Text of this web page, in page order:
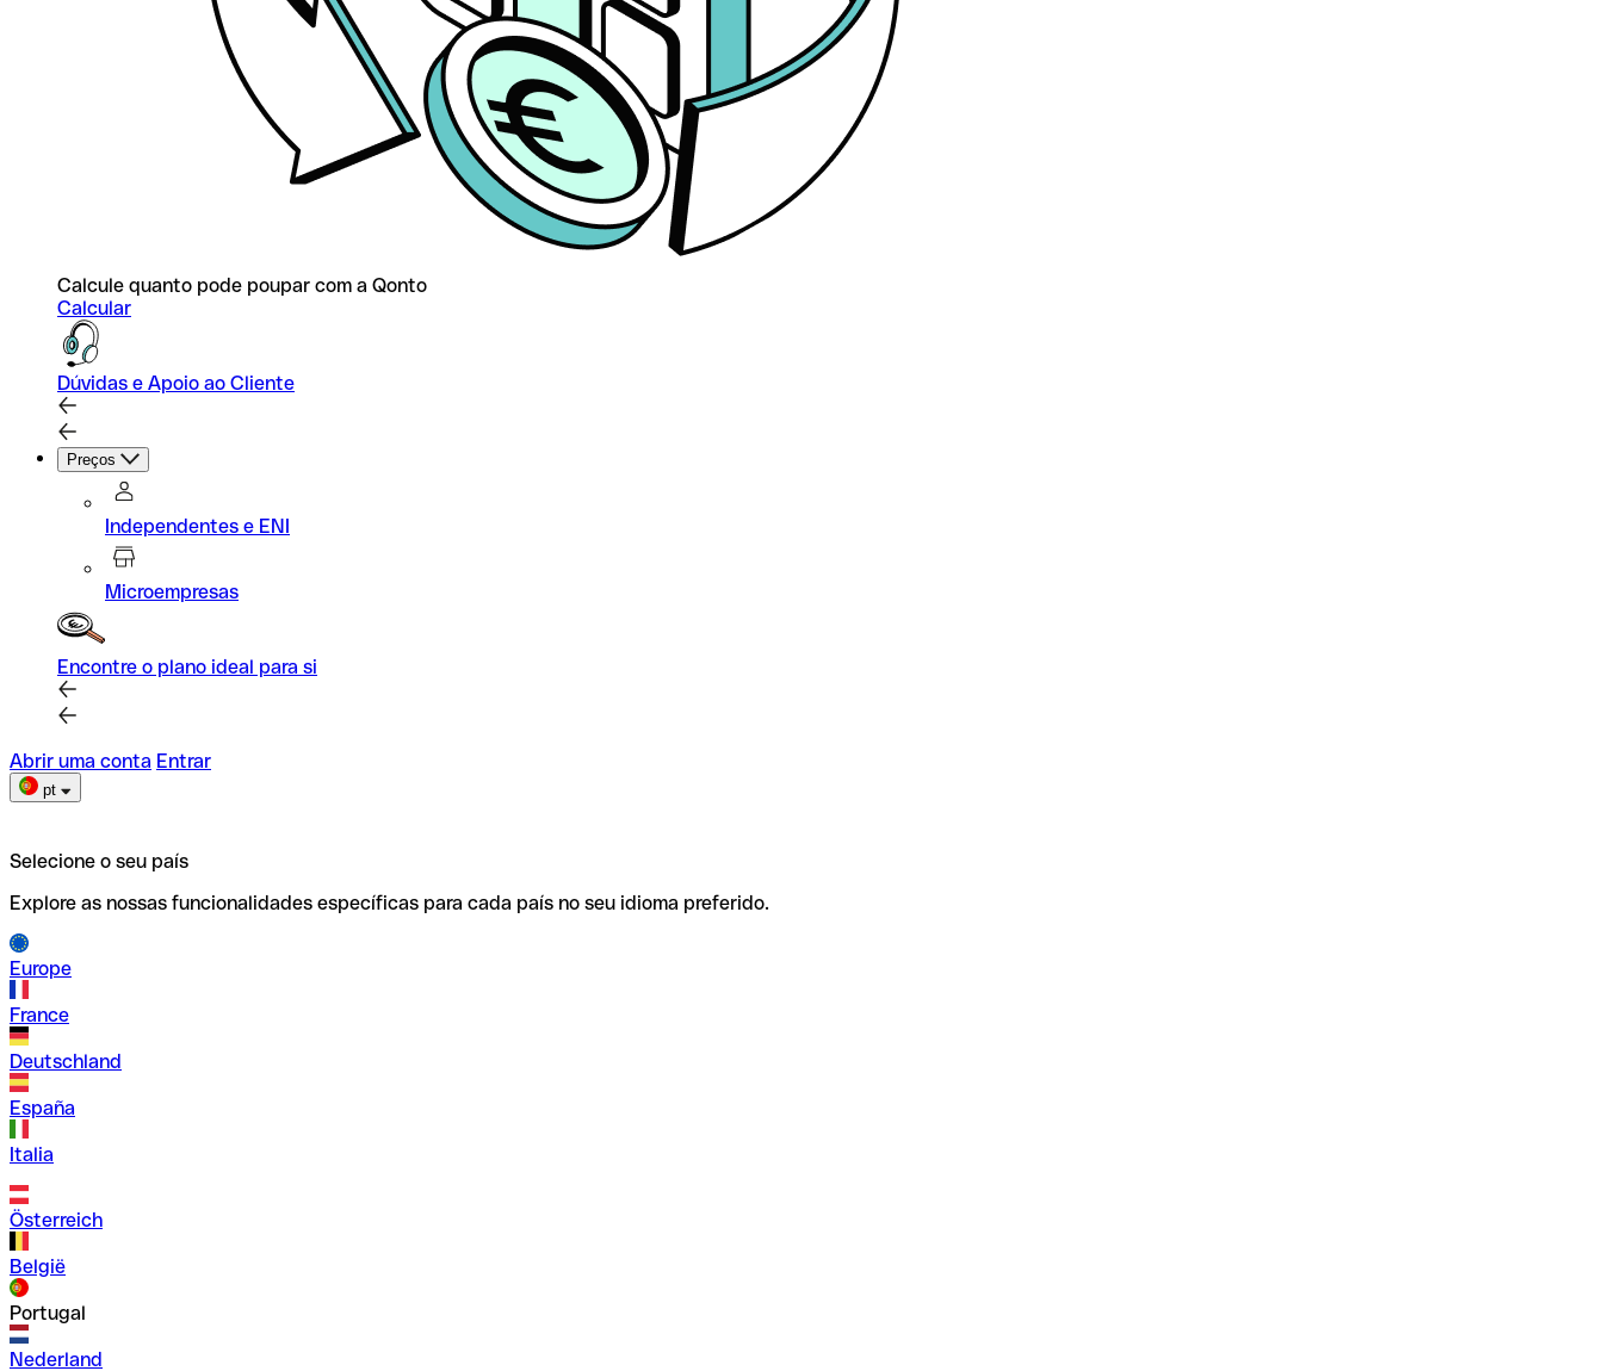
Calcule quanto pode poupar com a Qonto
Calcular
Dúvidas e Apoio ao Cliente
Preços
Independentes e ENI
Microempresas
Encontre o plano ideal para si
Abrir uma conta Entrar
pt
Selecione o seu país
Explore as nossas funcionalidades específicas para cada país no seu idioma preferido.
Europe
France
Deutschland
España
Italia
Österreich
België
Portugal
Nederland